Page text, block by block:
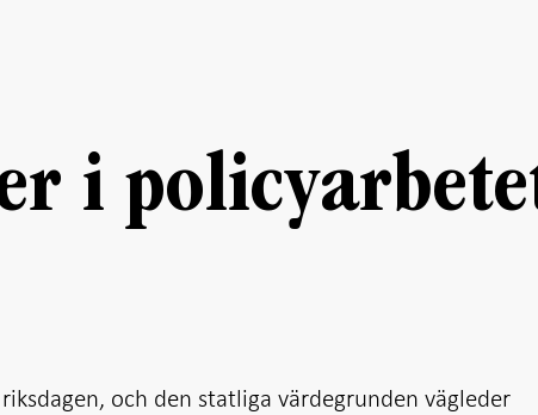
i
och den statliga värdegrunden vägleder